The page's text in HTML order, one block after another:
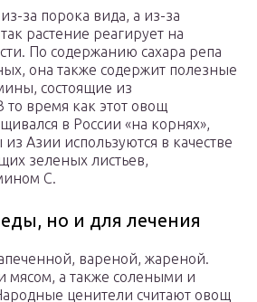
за порока вида, а из-за
растение реагирует на
По содержанию сахара репа
она также содержит полезные
состоящие из
время как этот овощ
в России «на корнях»,
Азии используются в качестве
зеленых листьев,
С.
но и для лечения
вареной, жареной.
мясом, а также солеными и
ценители считают овощ